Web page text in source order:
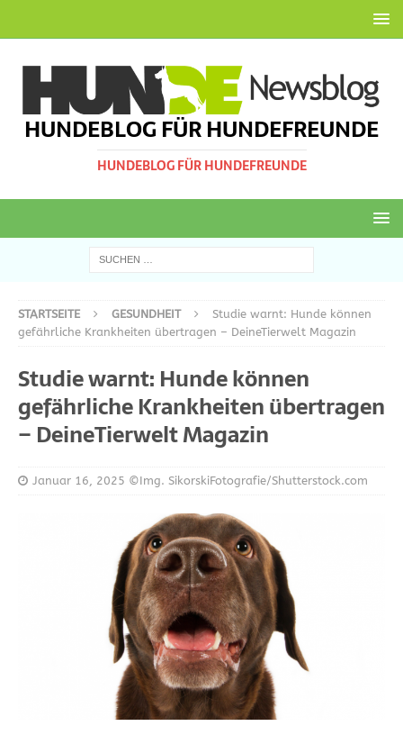
HUNDEBLOG FÜR HUNDEFREUNDE
HUNDEBLOG FÜR HUNDEFREUNDE
STARTSEITE GESUNDHEIT
Studie warnt: Hunde können
gefährliche Krankheiten übertragen – DeineTierwelt Magazin
Studie warnt: Hunde können
gefährliche Krankheiten übertragen
– DeineTierwelt Magazin
Januar 16, 2025 ©Img. SikorskiFotografie/Shutterstock.com